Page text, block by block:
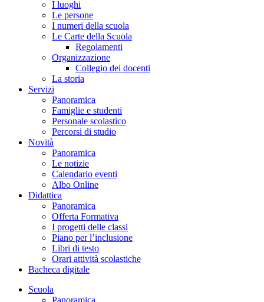
I luoghi
Le persone
I numeri della scuola
Le Carte della Scuola
Regolamenti
Organizzazione
Collegio dei docenti
La storia
Servizi
Panoramica
Famiglie e studenti
Personale scolastico
Percorsi di studio
Novità
Panoramica
Le notizie
Calendario eventi
Albo Online
Didattica
Panoramica
Offerta Formativa
I progetti delle classi
Piano per l’inclusione
Libri di testo
Orari attività scolastiche
Bacheca digitale
Scuola